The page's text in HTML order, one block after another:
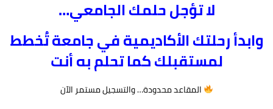
لا تؤجل حلمك الجامعي…
وابدأ رحلتك الأكاديمية في جامعة تُخطط
لمستقبلك كما تحلم به أنت
المقاعد محدودة… والتسجيل مستمر الآن